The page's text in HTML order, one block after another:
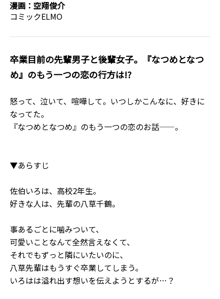
漫画： 空翔俊介
コミックELMO
卒業目前の先輩男子と後輩女子。『なつめとなつ
め』のもう一つの恋の行方は――!?
怒って、泣いて、喧嘩して。いつしかこんなに、好きに
なってた。
『なつめとなつめ』のもう一つの恋のお話――。
▼あらすじ
佐伯いろは、高校2年生。
好きな人は、先輩の八草千鶴。
事あるごとに噛みついて、
可愛いことなんて全然言えなくて、
それでもずっと隣にいたいのに、
八草先輩はもうすぐ卒業してしまう。
いろはは溢れ出す想いを伝えようとするが…？